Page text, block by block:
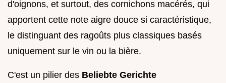
d'oignons, et surtout, des cornichons macérés, qui
apportent cette note aigre douce si caractéristique,
le distinguant des ragoûts plus classiques basés
uniquement sur le vin ou la bière.
C'est un pilier des Beliebte Gerichte